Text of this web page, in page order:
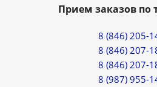
Прием заказов по
8 (846) 205-
8 (846) 207-
8 (846) 207-
8 (987) 955-